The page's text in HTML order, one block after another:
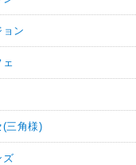
ョン
ェ
(三角様)
ズ